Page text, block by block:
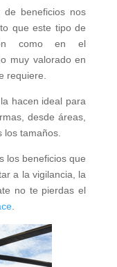
de beneficios nos
que este tipo de
como en el
muy valorado en
requiere.
hacen ideal para
desde áreas,
tamaños.
los beneficios que
a la vigilancia, la
no te pierdas el
.